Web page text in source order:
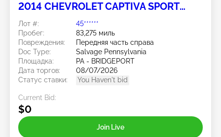
2014 CHEVROLET CAPTIVA SPORT
Лот #:
45******
Пробег:
83,275 миль
Повреждения:
Передняя часть справа
Doc Type:
Salvage Pennsylvania
Площадка:
PA - BRIDGEPORT
Дата торгов:
08/07/2026
Статус ставки:
You Haven't bid
Current Bid:
$0
Join Live